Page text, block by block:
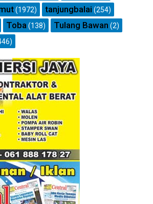
(1972) tanjungbalai (254)
Toba (138) Tulang Bawan (2)